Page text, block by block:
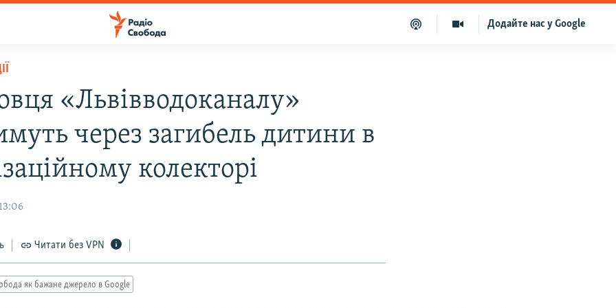
Додайте нас у Google
«Львівводоканалу»
через загибель дитини в
колекторі
Читати без VPN
як бажане джерело в Google